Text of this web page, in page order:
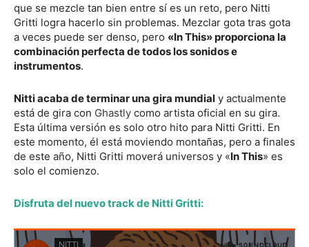
que se mezcle tan bien entre sí es un reto, pero Nitti
Gritti logra hacerlo sin problemas. Mezclar gota tras gota
a veces puede ser denso, pero «In This» proporciona la
combinación perfecta de todos los sonidos e
instrumentos.
Nitti acaba de terminar una gira mundial y actualmente
está de gira con Ghastly como artista oficial en su gira.
Esta última versión es solo otro hito para Nitti Gritti. En
este momento, él está moviendo montañas, pero a finales
de este año, Nitti Gritti moverá universos y «In This» es
solo el comienzo.
Disfruta del nuevo track de Nitti Gritti: